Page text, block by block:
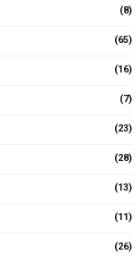
(8)
(65)
(16)
(7)
(23)
(28)
(13)
(11)
(26)